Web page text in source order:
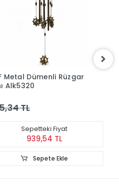
Metal Dümenli Rüzgar
Alk5320
TL
Sepetteki Fiyat
939,54 TL
Sepete Ekle